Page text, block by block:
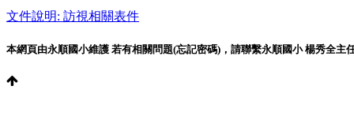
文件說明: 訪視相關表件
本網頁由永順國小維護 若有相關問題(忘記密碼)，請聯繫永順國小 楊秀全主